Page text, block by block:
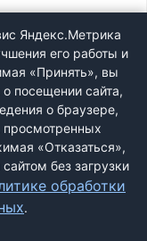
Яндекс.Метрика
его работы и
«Принять», вы
посещении сайта,
о браузере,
просмотренных
«Отказаться»,
без загрузки
обработки
.